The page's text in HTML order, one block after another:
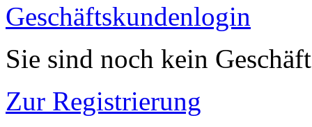
Geschäftskundenlogin
Sie sind noch kein
Zur Registrierung